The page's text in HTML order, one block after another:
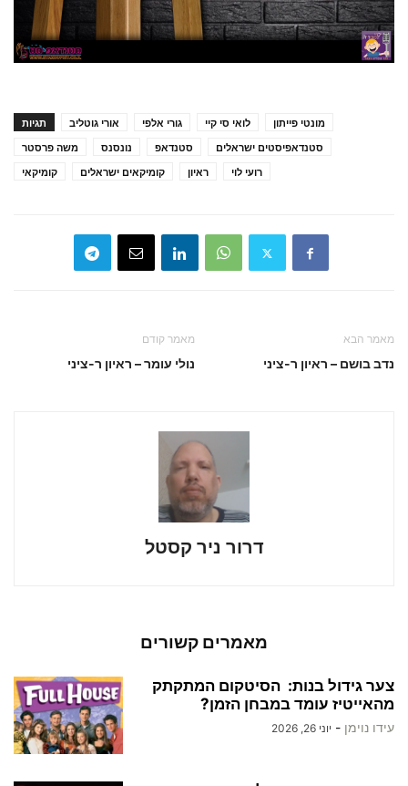
תגיות אורי גוטליב גורי אלפי לואי סי קיי
מונטי פייתון
משה פרסטר
נונסנס סטנדאפ
סטנדאפיסטים ישראלים
קומיקאי
קומיקאים ישראלים ראיון רועי לוי
מאמר קודם
נולי עומר – ראיון ר-ציני
מאמר הבא
נדב בושם – ראיון ר-ציני
דרור ניר קסטל
מאמרים קשורים
צער גידול בנות: הסיטקום המתקתק
מהאייטיז עומד במבחן הזמן?
עידו נוימן - יוני 26, 2026